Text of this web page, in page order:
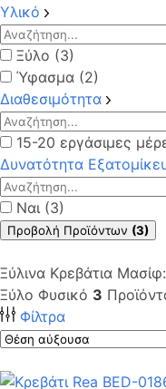
Υλικό
Ξύλο (3)
Ύφασμα (2)
Διαθεσιμότητα
15-20 εργάσιμες
Δυνατότητα
Ναι (3)
Προβολή Προϊόντων (3)
Ξύλινα Κρεβάτια
Ξύλο Φυσικό 3
Φίλτρα